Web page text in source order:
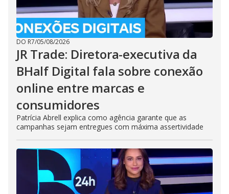
DO R7/05/08/2026
JR Trade: Diretora-executiva da
BHalf Digital fala sobre conexão
online entre marcas e
consumidores
Patrícia Abrell explica como agência garante que as
campanhas sejam entregues com máxima assertividade